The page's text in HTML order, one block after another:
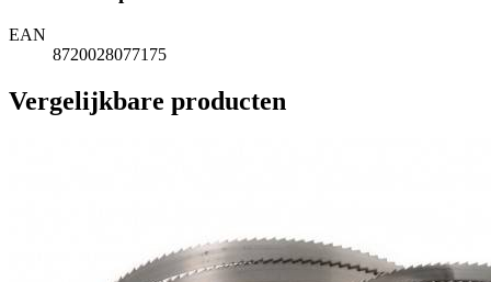
EAN
8720028077175
Vergelijkbare producten